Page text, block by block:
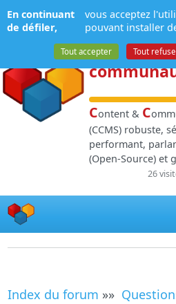
NPDS:
contenu
Content & C
(CCMS) robuste,
performant,
(Open-Source) et
26
Index du forum »»
Panneau de gestion des cookies
En continuant
de défiler,
vous acceptez
pouvant installer
Tout accepter Tout